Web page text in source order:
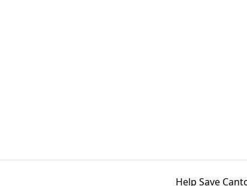
Help Save